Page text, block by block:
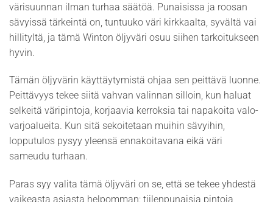
värisuunnan ilman turhaa säätöä. Punaisissa ja roosan
sävyissä tärkeintä on, tuntuuko väri kirkkaalta, syvältä vai
hillityltä, ja tämä Winton öljyväri osuu siihen tarkoitukseen
hyvin.
Tämän öljyvärin käyttäytymistä ohjaa sen peittävä luonne.
Peittävyys tekee siitä vahvan valinnan silloin, kun haluat
selkeitä väripintoja, korjaavia kerroksia tai napakoita valo-
varjoalueita. Kun sitä sekoitetaan muihin sävyihin,
lopputulos pysyy yleensä ennakoitavana eikä väri
sameudu turhaan.
Paras syy valita tämä öljyväri on se, että se tekee yhdestä
vaikeasta asiasta helpomman: tiilenpunaisia pintoja,